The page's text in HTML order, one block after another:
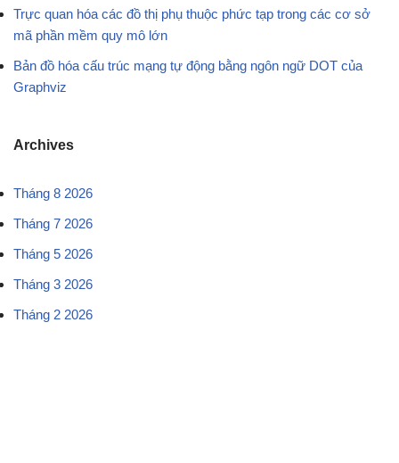
Trực quan hóa các đồ thị phụ thuộc phức tạp trong các cơ sở
mã phần mềm quy mô lớn
Bản đồ hóa cấu trúc mạng tự động bằng ngôn ngữ DOT của
Graphviz
Archives
Tháng 8 2026
Tháng 7 2026
Tháng 5 2026
Tháng 3 2026
Tháng 2 2026